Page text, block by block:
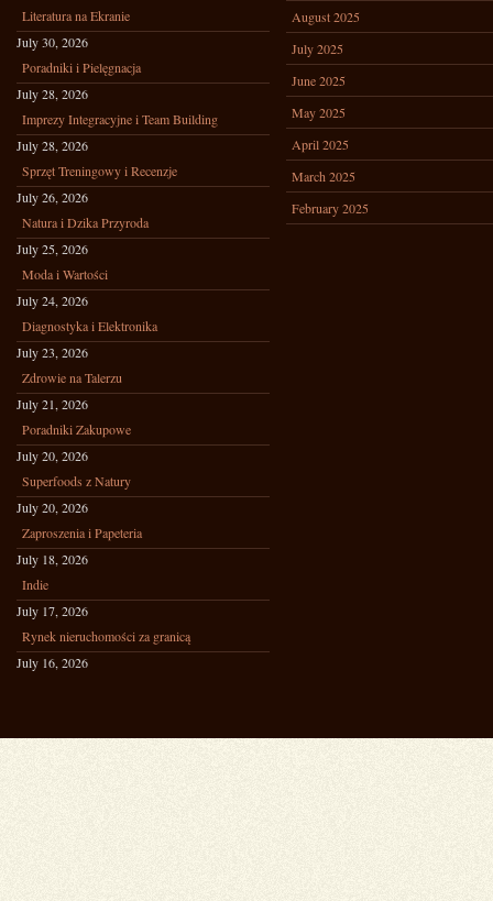
Literatura na Ekranie
July 30, 2026
Poradniki i Pielęgnacja
July 28, 2026
Imprezy Integracyjne i Team Building
July 28, 2026
Sprzęt Treningowy i Recenzje
July 26, 2026
Natura i Dzika Przyroda
July 25, 2026
Moda i Wartości
July 24, 2026
Diagnostyka i Elektronika
July 23, 2026
Zdrowie na Talerzu
July 21, 2026
Poradniki Zakupowe
July 20, 2026
Superfoods z Natury
July 20, 2026
Zaproszenia i Papeteria
July 18, 2026
Indie
July 17, 2026
Rynek nieruchomości za granicą
July 16, 2026
August 2025
July 2025
June 2025
May 2025
April 2025
March 2025
February 2025